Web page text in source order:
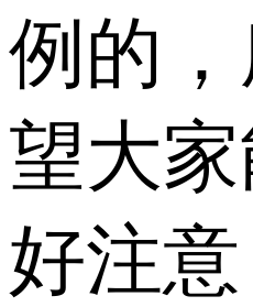
例的
望大
好注